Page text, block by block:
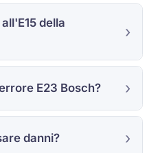
della
E23 Bosch?
danni?